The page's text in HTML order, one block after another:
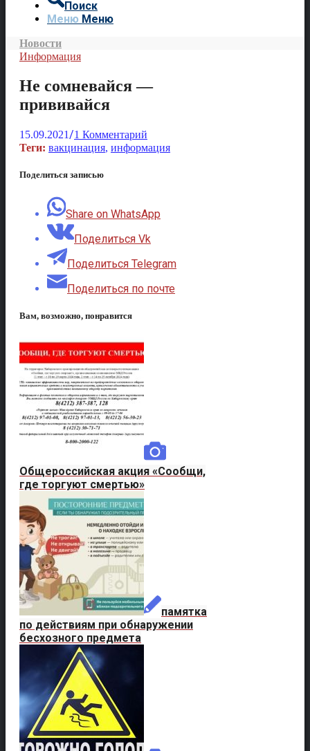
Поиск
Меню Меню
Новости
Информация
Не сомневайся —
прививайся
15.09.2021/1 Комментарий
Теги: вакцинация, информация
Поделиться записью
Share on WhatsApp
Поделиться Vk
Поделиться Telegram
Поделиться по почте
Вам, возможно, понравится
Общероссийская акция «Сообщи,
где торгуют смертью»
памятка
по действиям при обнаружении
бесхозного предмета